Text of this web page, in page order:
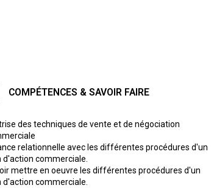
COMPÉTENCES & SAVOIR FAIRE
des techniques de vente et de négociation
relationnelle avec les différentes procédures d'un
d'action commerciale.
mettre en oeuvre les différentes procédures d'un
d'action commerciale.